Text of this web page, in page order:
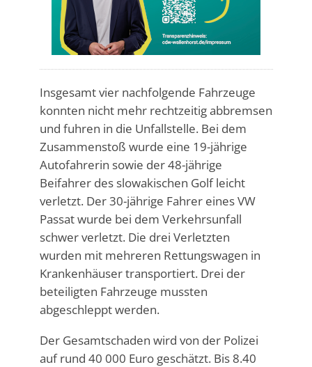
Insgesamt vier nachfolgende Fahrzeuge
konnten nicht mehr rechtzeitig abbremsen
und fuhren in die Unfallstelle. Bei dem
Zusammenstoß wurde eine 19-jährige
Autofahrerin sowie der 48-jährige
Beifahrer des slowakischen Golf leicht
verletzt. Der 30-jährige Fahrer eines VW
Passat wurde bei dem Verkehrsunfall
schwer verletzt. Die drei Verletzten
wurden mit mehreren Rettungswagen in
Krankenhäuser transportiert. Drei der
beteiligten Fahrzeuge mussten
abgeschleppt werden.
Der Gesamtschaden wird von der Polizei
auf rund 40 000 Euro geschätzt. Bis 8.40